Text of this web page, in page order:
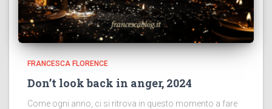
FRANCESCA FLORENCE
Don’t look back in anger, 2024
Come ogni anno, ci si ritrova in questo momento a fare